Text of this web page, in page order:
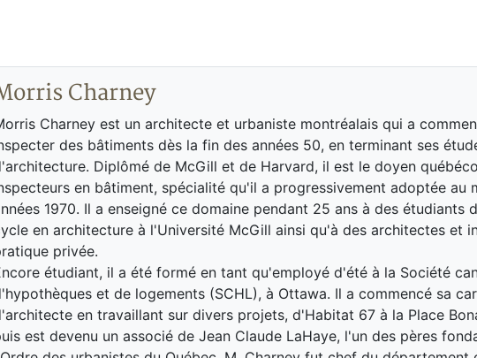
Charney
Charney est un architecte et urbaniste montréalais qui a
des bâtiments dès la fin des années 50, en terminant ses
Diplômé de McGill et de Harvard, il est le doyen
en bâtiment, spécialité qu'il a progressivement adoptée au
1970. Il a enseigné ce domaine pendant 25 ans à des étudiants
en architecture à l'Université McGill ainsi qu'à des architectes et
privée.
étudiant, il a été formé en tant qu'employé d'été à la Société
et de logements (SCHL), à Ottawa. Il a commencé sa
en travaillant sur divers projets, d'Habitat 67 à la Place
est devenu un associé de Jean Claude LaHaye, l'un des pères